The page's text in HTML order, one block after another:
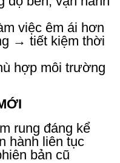
việc êm ái hơn
→ tiết kiệm thời
hợp môi trường
rung đáng kể
hành liên tục
bản cũ